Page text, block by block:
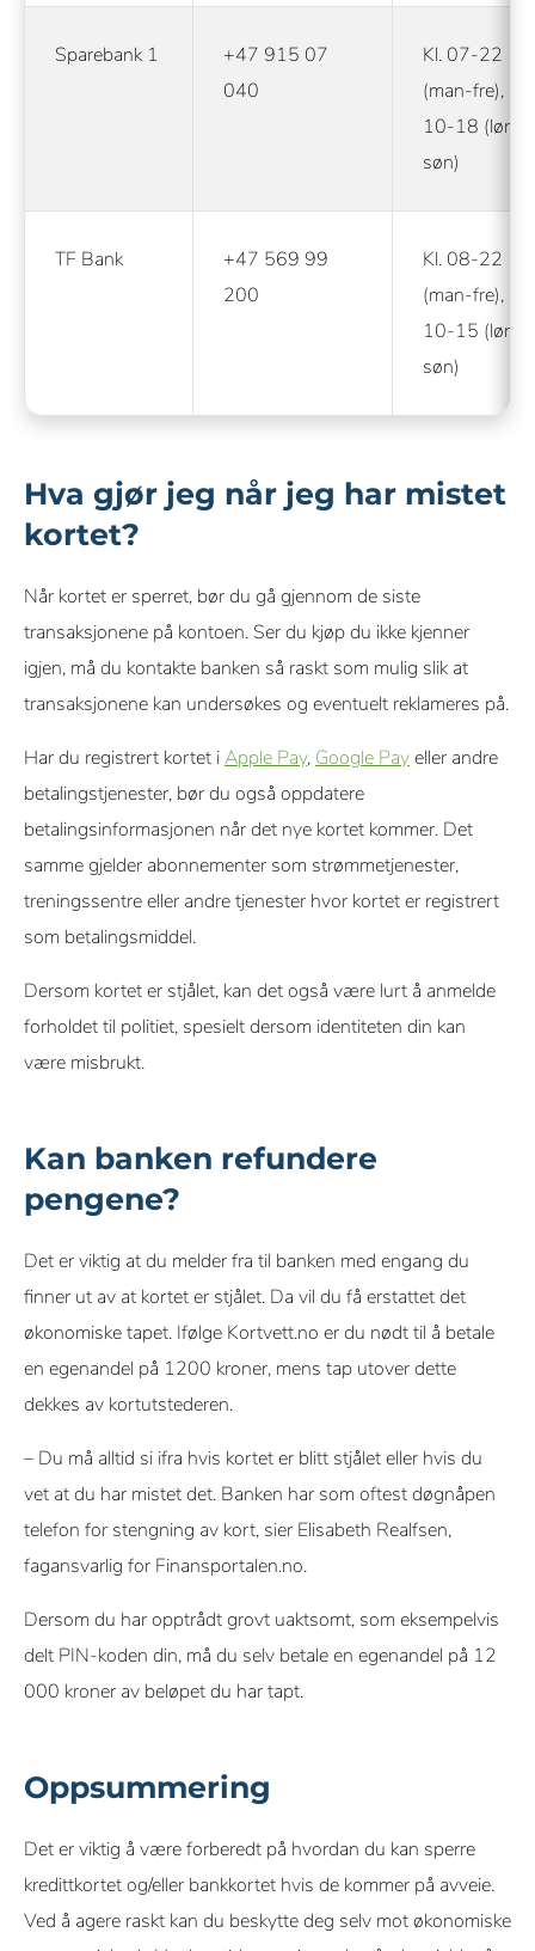
Sparebank 1
+47 915 07
040
Kl. 07-22
(man-fre), Kl.
10-18 (lør-
søn)
TF Bank
+47 569 99
200
Kl. 08-22
(man-fre), Kl.
10-15 (lør-
søn)
Hva gjør jeg når jeg har mistet
kortet?
Når kortet er sperret, bør du gå gjennom de siste
transaksjonene på kontoen. Ser du kjøp du ikke kjenner
igjen, må du kontakte banken så raskt som mulig slik at
transaksjonene kan undersøkes og eventuelt reklameres på.
Har du registrert kortet iApple Pay, Google Payeller andre
betalingstjenester, bør du også oppdatere
betalingsinformasjonen når det nye kortet kommer. Det
samme gjelder abonnementer som strømmetjenester,
treningssentre eller andre tjenester hvor kortet er registrert
som betalingsmiddel.
Dersom kortet er stjålet, kan det også være lurt å anmelde
forholdet til politiet, spesielt dersom identiteten din kan
være misbrukt.
Kan banken refundere
pengene?
Det er viktig at du melder fra til banken med engang du
finner ut av at kortet er stjålet. Da vil du få erstattet det
økonomiske tapet. Ifølge Kortvett.no er du nødt til å betale
en egenandel på 1200 kroner, mens tap utover dette
dekkes av kortutstederen.
– Du må alltid si ifra hvis kortet er blitt stjålet eller hvis du
vet at du har mistet det. Banken har som oftest døgnåpen
telefon for stengning av kort, sier Elisabeth Realfsen,
fagansvarlig for Finansportalen.no.
Dersom du har opptrådt grovt uaktsomt, som eksempelvis
delt PIN-koden din, må du selv betale en egenandel på 12
000 kroner av beløpet du har tapt.
Oppsummering
Det er viktig å være forberedt på hvordan du kan sperre
kredittkortet og/eller bankkortet hvis de kommer på avveie.
Ved å agere raskt kan du beskytte deg selv mot økonomiske